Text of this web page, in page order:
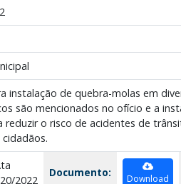
instalação de quebra-molas em
são mencionados no ofício e a
reduzir o risco de acidentes de
2022
Documento: Download